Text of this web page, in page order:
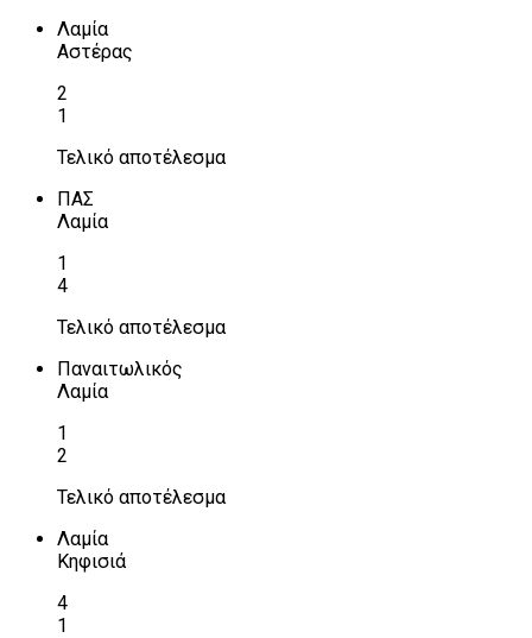
Λαμία
Αστέρας
2
1
Τελικό αποτέλεσμα
ΠΑΣ
Λαμία
1
4
Τελικό αποτέλεσμα
Παναιτωλικός
Λαμία
1
2
Τελικό αποτέλεσμα
Λαμία
Κηφισιά
4
1